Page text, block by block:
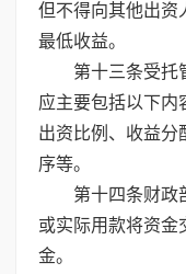
但不得向其他出资
最低收益。
第十三条受托管
应主要包括以下内
出资比例、收益分
序等。
第十四条财政部
或实际用款将资金
金。